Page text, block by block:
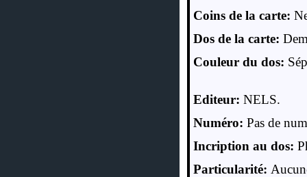
Coins de la carte:
Dos de la carte:
Couleur du dos:
Editeur: NELS.
Numéro: Pas de
Incription au dos:
Particularité: